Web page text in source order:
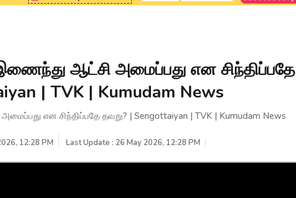
ஆட்சி அமைப்பது என சிந்திப்பதே
| TVK | Kumudam News
என சிந்திப்பதே தவறு? | Sengottaiyan | TVK | Kumudam News
12:28 PM Last Update : 26 May 2026, 12:28 PM